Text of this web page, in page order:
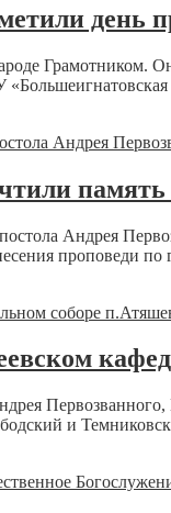
день
Грамотником.
память
Андрея
проповеди
и